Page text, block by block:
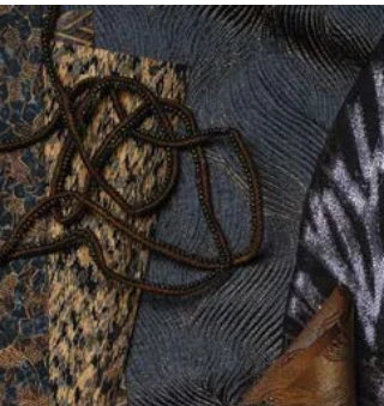
Diese Themenkollektion lässt sich von der
schottischen Welt inspirieren – von den
wilden Landschaften der Highlands bis hin
zum urbanen Flair der Industriestädte –
präsentiert sich mit einer starken,
Identität. Matte und strukturierte
Materialien wie Denim und melierter
verleihen den Modellen Charakter,
Authentizität und Tiefe.